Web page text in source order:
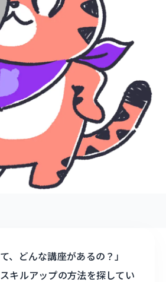
、どんな講座があるの？」
スキルアップの方法を探してい